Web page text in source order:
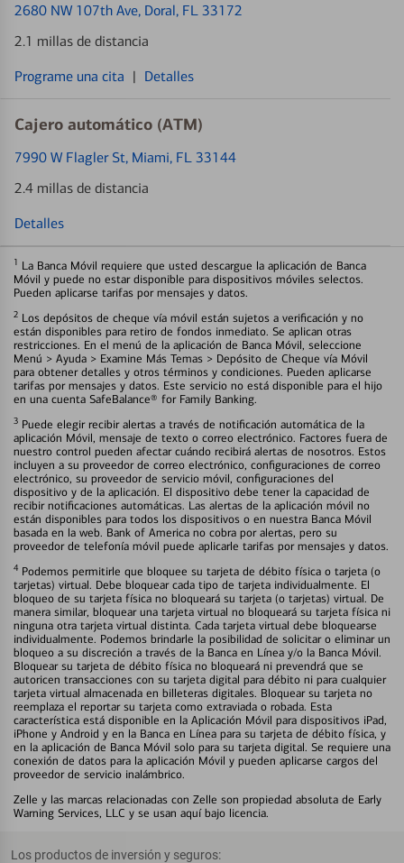
2680 NW 107th Ave, Doral, FL 33172
2.1 millas de distancia
Programe una cita | Detalles
Cajero automático (ATM)
7990 W Flagler St, Miami, FL 33144
2.4 millas de distancia
Detalles
1 La Banca Móvil requiere que usted descargue la aplicación de Banca
Móvil y puede no estar disponible para dispositivos móviles selectos.
Pueden aplicarse tarifas por mensajes y datos.
2 Los depósitos de cheque vía móvil están sujetos a verificación y no
están disponibles para retiro de fondos inmediato. Se aplican otras
restricciones. En el menú de la aplicación de Banca Móvil, seleccione
Menú > Ayuda > Examine Más Temas > Depósito de Cheque vía Móvil
para obtener detalles y otros términos y condiciones. Pueden aplicarse
tarifas por mensajes y datos. Este servicio no está disponible para el hijo
en una cuenta SafeBalance® for Family Banking.
3 Puede elegir recibir alertas a través de notificación automática de la
aplicación Móvil, mensaje de texto o correo electrónico. Factores fuera de
nuestro control pueden afectar cuándo recibirá alertas de nosotros. Estos
incluyen a su proveedor de correo electrónico, configuraciones de correo
electrónico, su proveedor de servicio móvil, configuraciones del
dispositivo y de la aplicación. El dispositivo debe tener la capacidad de
recibir notificaciones automáticas. Las alertas de la aplicación móvil no
están disponibles para todos los dispositivos o en nuestra Banca Móvil
basada en la web. Bank of America no cobra por alertas, pero su
proveedor de telefonía móvil puede aplicarle tarifas por mensajes y datos.
4 Podemos permitirle que bloquee su tarjeta de débito física o tarjeta (o
tarjetas) virtual. Debe bloquear cada tipo de tarjeta individualmente. El
bloqueo de su tarjeta física no bloqueará su tarjeta (o tarjetas) virtual. De
manera similar, bloquear una tarjeta virtual no bloqueará su tarjeta física ni
ninguna otra tarjeta virtual distinta. Cada tarjeta virtual debe bloquearse
individualmente. Podemos brindarle la posibilidad de solicitar o eliminar un
bloqueo a su discreción a través de la Banca en Línea y/o la Banca Móvil.
Bloquear su tarjeta de débito física no bloqueará ni prevendrá que se
autoricen transacciones con su tarjeta digital para débito ni para cualquier
tarjeta virtual almacenada en billeteras digitales. Bloquear su tarjeta no
reemplaza el reportar su tarjeta como extraviada o robada. Esta
característica está disponible en la Aplicación Móvil para dispositivos iPad,
iPhone y Android y en la Banca en Línea para su tarjeta de débito física, y
en la aplicación de Banca Móvil solo para su tarjeta digital. Se requiere una
conexión de datos para la aplicación Móvil y pueden aplicarse cargos del
proveedor de servicio inalámbrico.
Zelle y las marcas relacionadas con Zelle son propiedad absoluta de Early
Warning Services, LLC y se usan aquí bajo licencia.
Los productos de inversión y seguros: